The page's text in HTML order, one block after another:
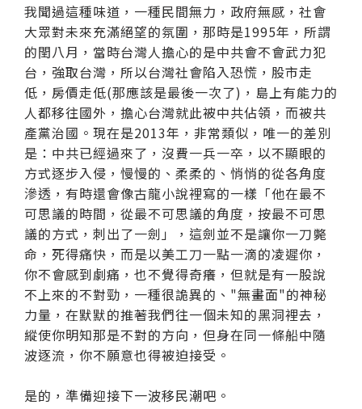
我聞過這種味道，一種民間無力，政府無感，社會
大眾對未來充滿絕望的氛圍，那時是1995年，所謂
的閏八月，當時台灣人擔心的是中共會不會武力犯
台，強取台灣，所以台灣社會陷入恐慌，股市走
低，房價走低(那應該是最後一次了)，島上有能力的
人都移往國外，擔心台灣就此被中共佔領，而被共
產黨治國。現在是2013年，非常類似，唯一的差別
是：中共已經過來了，沒費一兵一卒，以不顯眼的
方式逐步入侵，慢慢的、柔柔的、悄悄的從各角度
滲透，有時還會像古龍小說裡寫的一樣「他在最不
可思議的時間，從最不可思議的角度，按最不可思
議的方式，刺出了一劍」，這劍並不是讓你一刀斃
命，死得痛快，而是以美工刀一點一滴的凌遲你，
你不會感到劇痛，也不覺得奇癢，但就是有一股說
不上來的不對勁，一種很詭異的、"無畫面"的神秘
力量，在默默的推著我們往一個未知的黑洞裡去，
縱使你明知那是不對的方向，但身在同一條船中隨
波逐流，你不願意也得被迫接受。
是的，準備迎接下一波移民潮吧。